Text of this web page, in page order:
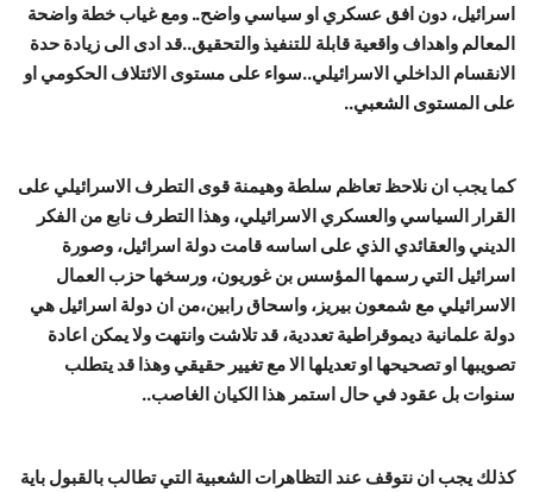
اسرائيل، دون افق عسكري او سياسي واضح.. ومع غياب خطة واضحة
المعالم واهداف واقعية قابلة للتنفيذ والتحقيق..قد ادى الى زيادة حدة
الانقسام الداخلي الاسرائيلي..سواء على مستوى الائتلاف الحكومي او
على المستوى الشعبي..
كما يجب ان نلاحظ تعاظم سلطة وهيمنة قوى التطرف الاسرائيلي على
القرار السياسي والعسكري الاسرائيلي، وهذا التطرف نابع من الفكر
الديني والعقائدي الذي على اساسه قامت دولة اسرائيل، وصورة
اسرائيل التي رسمها المؤسس بن غوريون، ورسخها حزب العمال
الاسرائيلي مع شمعون بيريز، واسحاق رابين،من ان دولة اسرائيل هي
دولة علمانية ديموقراطية تعددية، قد تلاشت وانتهت ولا يمكن اعادة
تصويبها او تصحيحها او تعديلها الا مع تغيير حقيقي وهذا قد يتطلب
سنوات بل عقود في حال استمر هذا الكيان الغاصب..
كذلك يجب ان نتوقف عند التظاهرات الشعبية التي تطالب بالقبول باية